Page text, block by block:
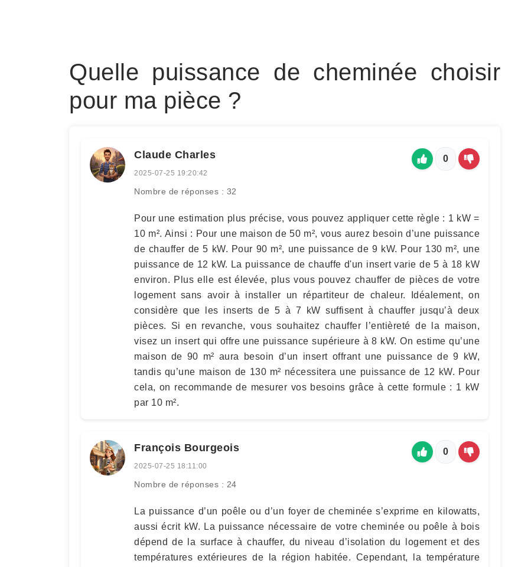
Quelle puissance de cheminée choisir
pour ma pièce ?
Claude Charles
2025-07-25 19:20:42
Nombre de réponses : 32
0
Pour une estimation plus précise, vous pouvez appliquer cette règle : 1 kW =
10 m². Ainsi : Pour une maison de 50 m², vous aurez besoin d’une puissance
de chauffer de 5 kW. Pour 90 m², une puissance de 9 kW. Pour 130 m², une
puissance de 12 kW. La puissance de chauffe d'un insert varie de 5 à 18 kW
environ. Plus elle est élevée, plus vous pouvez chauffer de pièces de votre
logement sans avoir à installer un répartiteur de chaleur. Idéalement, on
considère que les inserts de 5 à 7 kW suffisent à chauffer jusqu’à deux
pièces. Si en revanche, vous souhaitez chauffer l’entièreté de la maison,
visez un insert qui offre une puissance supérieure à 8 kW. On estime qu’une
maison de 90 m² aura besoin d’un insert offrant une puissance de 9 kW,
tandis qu’une maison de 130 m² nécessitera une puissance de 12 kW. Pour
cela, on recommande de mesurer vos besoins grâce à cette formule : 1 kW
par 10 m².
François Bourgeois
2025-07-25 18:11:00
Nombre de réponses : 24
0
La puissance d’un poêle ou d’un foyer de cheminée s’exprime en kilowatts,
aussi écrit kW. La puissance nécessaire de votre cheminée ou poêle à bois
dépend de la surface à chauffer, du niveau d’isolation du logement et des
températures extérieures de la région habitée. Cependant, la température